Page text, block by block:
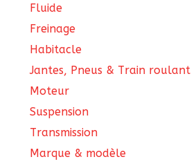
Fluide
Freinage
Habitacle
Jantes, Pneus & Train roulant
Moteur
Suspension
Transmission
Marque & modèle